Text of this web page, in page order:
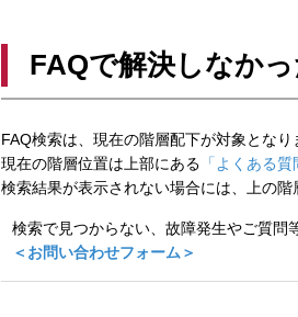
FAQで解決しなかっ
FAQ検索は、現在の階層配下が対象となり
現在の階層位置は上部にある 「よくある
検索結果が表示されない場合には、上の
検索で見つからない、故障発生やご質問
＜お問い合わせフォーム＞